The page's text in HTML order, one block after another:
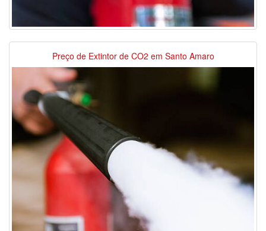
Preço de Extintor de CO2 em Santo Amaro